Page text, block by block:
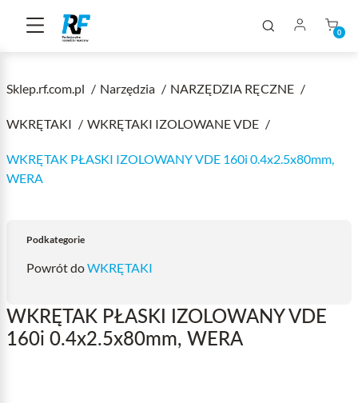
0
Sklep.rf.com.pl Narzędzia NARZĘDZIA RĘCZNE
WKRĘTAKI WKRĘTAKI IZOLOWANE VDE
WKRĘTAK PŁASKI IZOLOWANY VDE 160i 0.4x2.5x80mm,
WERA
Podkategorie
Powrót doWKRĘTAKI
WKRĘTAK PŁASKI IZOLOWANY VDE
160i 0.4x2.5x80mm, WERA